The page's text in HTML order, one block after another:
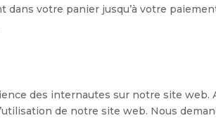
votre panier jusqu’à votre
des internautes sur notre site web.
de notre site web. Nous